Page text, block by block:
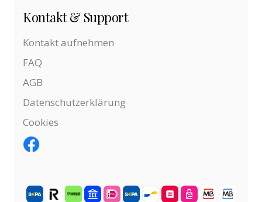
Kontakt & Support
Kontakt aufnehmen
FAQ
AGB
Datenschutzerklärung
Cookies